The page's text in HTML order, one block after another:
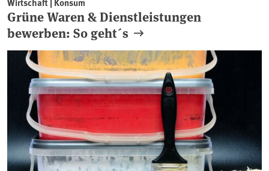
Grüne Waren & Dienstleistungen
bewerben: So geht´s